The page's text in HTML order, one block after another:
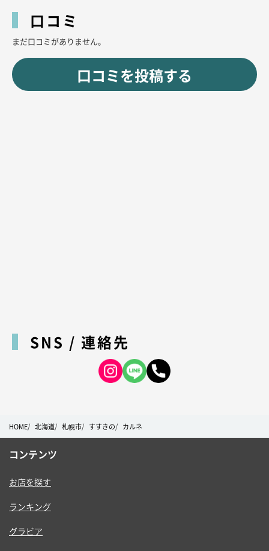
口コミ
まだ口コミがありません。
口コミを投稿する
SNS / 連絡先
HOME 北海道 札幌市 すすきの カルネ
コンテンツ
お店を探す
ランキング
グラビア